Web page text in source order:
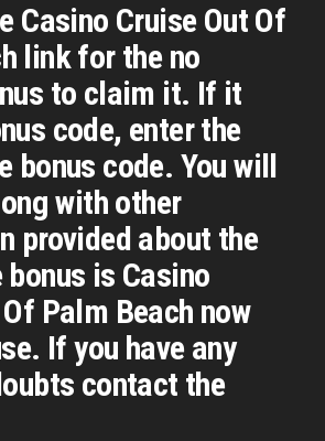
Casino Cruise Out Of
link for the no
to claim it. If it
code, enter the
bonus code. You will
with other
provided about the
bonus is Casino
Palm Beach now
If you have any
contact the